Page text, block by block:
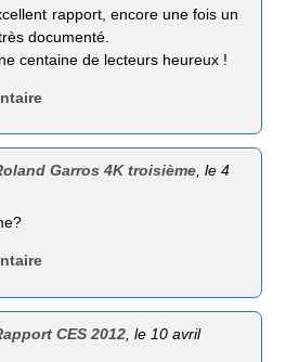
rapport, encore une fois un
documenté.
centaine de lecteurs heureux !
Garros 4K troisième, le 4
CES 2012 , le 10 avril